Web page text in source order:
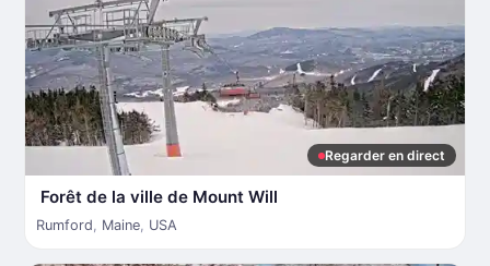
Regarder en direct
Forêt de la ville de Mount Will
Rumford, Maine, USA